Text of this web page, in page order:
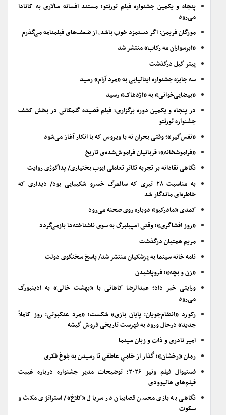
پنجاه و یکمین جشنواره فیلم تورنتو؛ مستند افسانه سالاری به کانادا
می‌رود
مورگان فریمن: اگر دستمزد خوب باشد، از ضعف‌های فیلمنامه می‌گذرم
«ابرسواران مه رکاب» منتشر شد
پیتر گیل درگذشت
سه جایزه جشنواره ایتالیایی به «مرد آرام» رسید
«بیضایی‌خوانی» به «اژدهاک» رسید
در پنجاه و یکمین دوره برگزاری؛ فیلم قصیده گلمکانی در بخش کشف
جشنواره تورنتو
«نفس‌گیر»؛ وقتی بحران نه با ویروس که با انکار آغاز می‌شود
«فراموشخانه»؛ قربانیان فراموش‌شده‌ی تاریخ
نگاهی نقادانه بر تجربه تئاتر تعاملی ایوب بختیاری/ پداگوژی روایت
به مناسبت ۲۸ تیری که سالمرگ خسرو شکیبایی بود/ دیداری که
خاطره‌ای ماندگار شد
کمدی «مادرکیو» دوباره روی صحنه می‌رود
«روز افشاگری»؛ وقتی اسپیلبرگ به سوی ناشناخته‌ها بازمی‌گردد
مریم همتیان درگذشت
نامه خانه سینما به پزشکیان منتشر شد/ پاسخ سخنگوی دولت
«زن و بچه»؛ فروپاشیدن
ورایتی خبر داد؛ عبدالرضا کاهانی با «بهشت خالی» به ادینبورگ
می‌رود
رکورد «انتقام‌جویان: پایان بازی» شکست؛ «مرد عنکبوتی: روز کاملاً
جدید» درحال ورود به فهرست تاریخی فروش گیشه
امیر نادری و ذات و زبان سینما
رمان «رخشان»؛ گُذار از خامیِ عاطفی تا رسیدن به بلوغ فکری
فستیوال فیلم ونیز ۲۰۲۶؛ توضیحات مدیر جشنواره درباره غیبت
فیلم‌های هالیوودی
نگاهی به بازی محسن قصابیان در سریال «کلاغ»/ استراتژی مکث و
سکوت